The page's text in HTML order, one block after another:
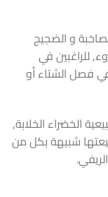
و الضجيج
للراغبين في
في فصل الشتاء أو
الخضراء الخلابة,
2500 نسمة, وطبيعتها شبيهة بكل من